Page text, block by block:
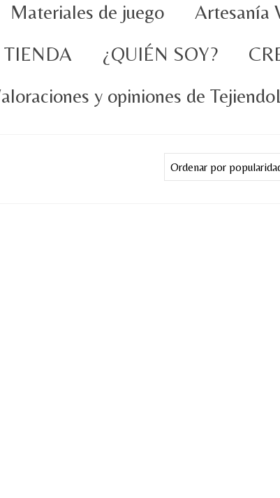
Materiales de juego
Artesanía
TIENDA ¿QUIÉN SOY?
y opiniones de